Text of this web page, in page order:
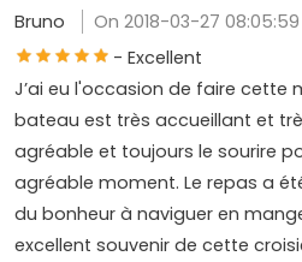
Bruno
On 2018-03-27 08:05:59
- Excellent
J’ai eu l'occasion de faire cette
bateau est très accueillant et
agréable et toujours le sourire
agréable moment. Le repas a
du bonheur à naviguer en
excellent souvenir de cette